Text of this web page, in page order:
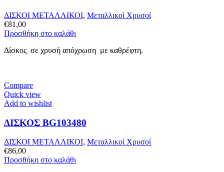
ΔΙΣΚΟΙ ΜΕΤΑΛΛΙΚΟΙ, Μεταλλικοί Χρυσοί
€81,00
Προσθήκη στο καλάθι
Δίσκος σε χρυσή απόχρωση με καθρέφτη.
Compare
Quick view
Add to wishlist
ΔΙΣΚΟΣ BG103480
ΔΙΣΚΟΙ ΜΕΤΑΛΛΙΚΟΙ, Μεταλλικοί Χρυσοί
€86,00
Προσθήκη στο καλάθι